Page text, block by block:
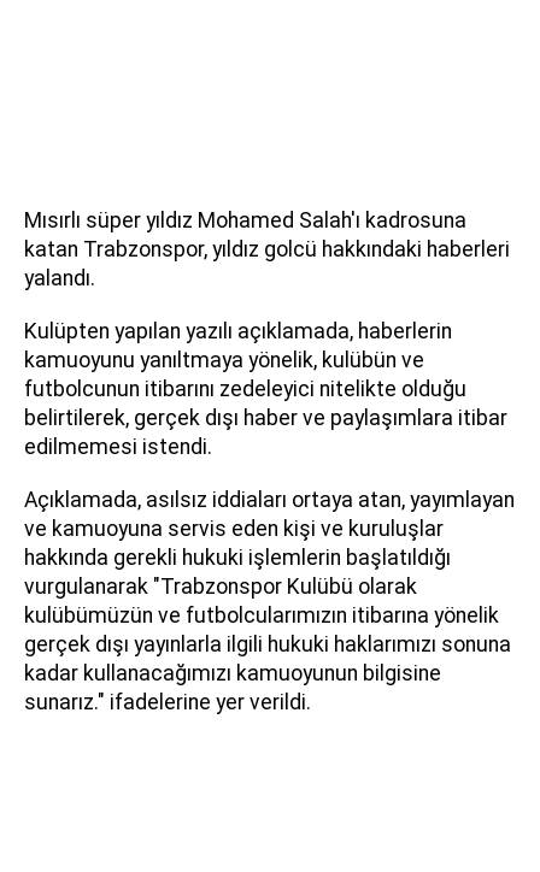
Mısırlı süper yıldız Mohamed Salah'ı kadrosuna
katan Trabzonspor, yıldız golcü hakkındaki haberleri
yalandı.
Kulüpten yapılan yazılı açıklamada, haberlerin
kamuoyunu yanıltmaya yönelik, kulübün ve
futbolcunun itibarını zedeleyici nitelikte olduğu
belirtilerek, gerçek dışı haber ve paylaşımlara itibar
edilmemesi istendi.
Açıklamada, asılsız iddiaları ortaya atan, yayımlayan
ve kamuoyuna servis eden kişi ve kuruluşlar
hakkında gerekli hukuki işlemlerin başlatıldığı
vurgulanarak "Trabzonspor Kulübü olarak
kulübümüzün ve futbolcularımızın itibarına yönelik
gerçek dışı yayınlarla ilgili hukuki haklarımızı sonuna
kadar kullanacağımızı kamuoyunun bilgisine
sunarız." ifadelerine yer verildi.